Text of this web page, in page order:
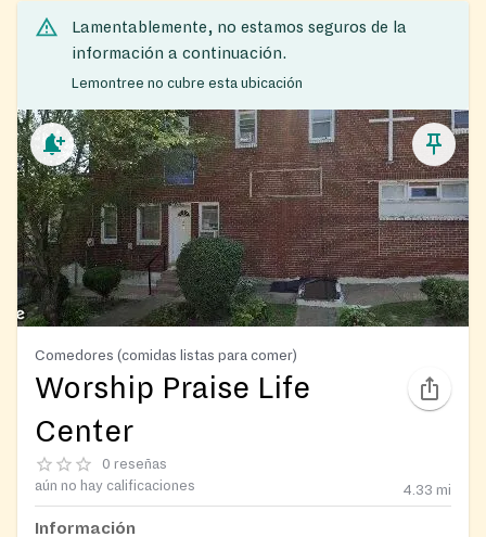
Lamentablemente, no estamos seguros de la
información a continuación.
Lemontree no cubre esta ubicación
Comedores (comidas listas para comer)
Worship Praise Life
Center
0 reseñas
aún no hay calificaciones
4.33 mi
Información